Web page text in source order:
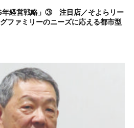
年経営戦略」③ 注目店／そよらリー
ファミリーのニーズに応える都市型